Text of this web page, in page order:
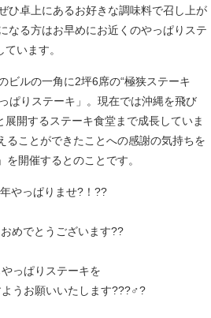
ひ卓上にあるお好きな調味料で召し上が
なる方はお早めにお近くのやっぱりステ
います。
ルの一角に2坪6席の“極狭ステーキ
ぱりステーキ」。現在では沖縄を飛び
開するステーキ食堂まで成長していま
ることができたことへの感謝の気持ちを
開催するとのことです。
やっぱりませ?！??
めでとうございます??
っぱりステーキを
うお願いいたします???♂?